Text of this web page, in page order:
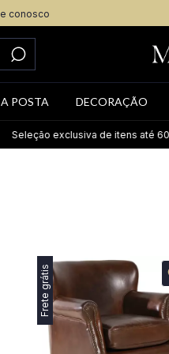
conosco
POSTA DECORAÇÃO
exclusiva de itens até 60% Off.
Frete grátis